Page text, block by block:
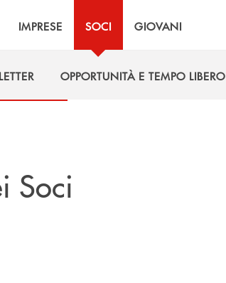
IMPRESE SOCI GIOVANI
OPPORTUNITÀ E TEMPO LIBERO
Soci